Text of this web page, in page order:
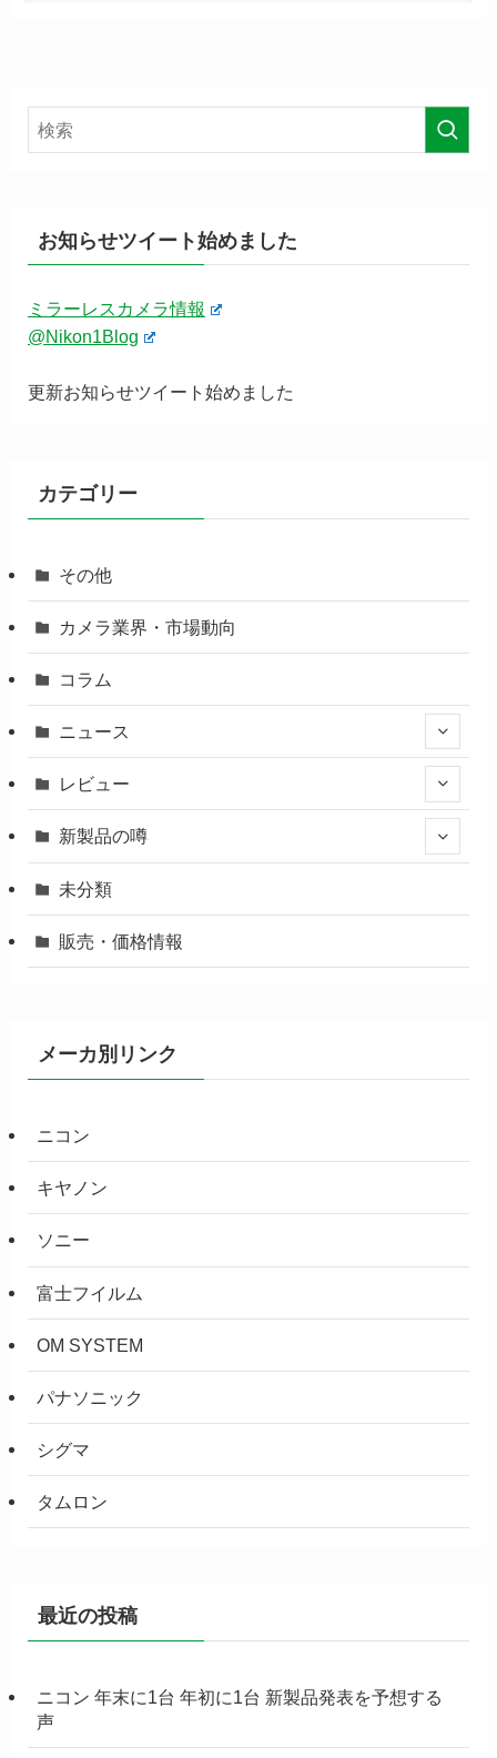
お知らせツイート始めました
ミラーレスカメラ情報
@Nikon1Blog
更新お知らせツイート始めました
カテゴリー
その他
カメラ業界・市場動向
コラム
ニュース
レビュー
新製品の噂
未分類
販売・価格情報
メーカ別リンク
ニコン
キヤノン
ソニー
富士フイルム
OM SYSTEM
パナソニック
シグマ
タムロン
最近の投稿
ニコン 年末に1台 年初に1台 新製品発表を予想する
声